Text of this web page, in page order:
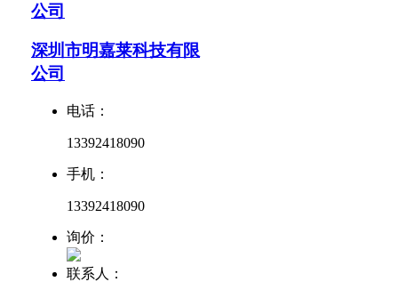
公司
深圳市明嘉莱科技有限
公司
电话：
13392418090
手机：
13392418090
询价：
联系人：